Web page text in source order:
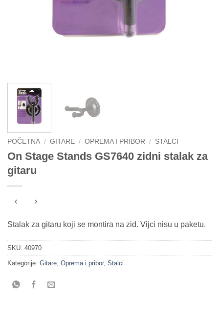
POČETNA / GITARE / OPREMA I PRIBOR / STALCI
On Stage Stands GS7640 zidni stalak za
gitaru
Stalak za gitaru koji se montira na zid. Vijci nisu u paketu.
SKU: 40970
Kategorije: Gitare, Oprema i pribor, Stalci